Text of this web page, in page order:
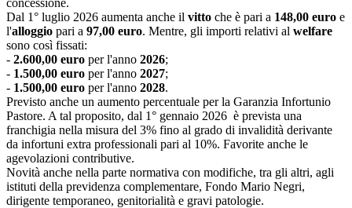
Dal 1° luglio 2026 aumenta anche il vitto che è pari a 148,00 euro e
l'alloggio pari a 97,00 euro. Mentre, gli importi relativi al welfare
sono così fissati:
- 2.600,00 euro per l'anno 2026;
- 1.500,00 euro per l'anno 2027;
- 1.500,00 euro per l'anno 2028.
Previsto anche un aumento percentuale per la Garanzia Infortunio
Pastore. A tal proposito, dal 1° gennaio 2026 è prevista una
franchigia nella misura del 3% fino al grado di invalidità derivante
da infortuni extra professionali pari al 10%. Favorite anche le
agevolazioni contributive.
Novità anche nella parte normativa con modifiche, tra gli altri, agli
istituti della previdenza complementare, Fondo Mario Negri,
dirigente temporaneo, genitorialità e gravi patologie.